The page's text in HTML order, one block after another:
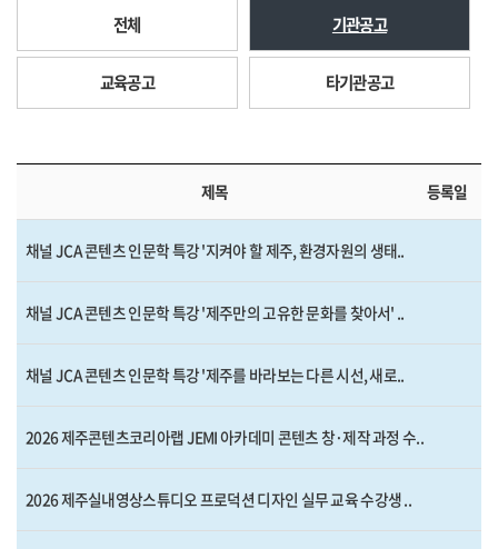
전체 기관공고
교육공고 타기관공고
제목 등록일
채널 JCA 콘텐츠 인문학 특강 '지켜야 할 제주, 환경자원의 생태..
채널 JCA 콘텐츠 인문학 특강 '제주만의 고유한 문화를 찾아서' ..
채널 JCA 콘텐츠 인문학 특강 '제주를 바라보는 다른 시선, 새로..
2026 제주콘텐츠코리아랩 JEMI 아카데미 콘텐츠 창·제작 과정 수..
2026 제주실내영상스튜디오 프로덕션 디자인 실무 교육 수강생 ..